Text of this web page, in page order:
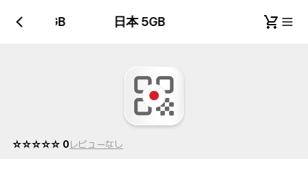
日本 5GB 日本 5GB
☆☆☆☆☆ 0レビューなし